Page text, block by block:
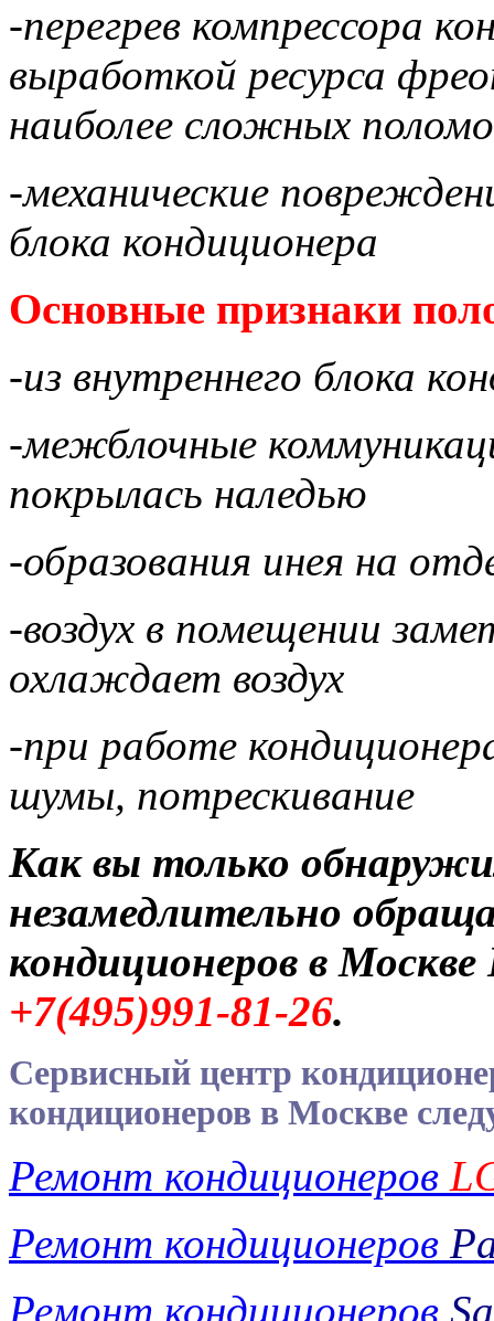
-перегрев компрессора
выработкой ресурса
наиболее сложных
-механические
блока кондиционера
Основные признаки
-из внутреннего блока
-межблочные
покрылась наледью
-образования инея на
-воздух в помещении
охлаждает воздух
-при работе
шумы, потрескивание
Как вы только
незамедлительно
кондиционеров в
+7(495)991-81-26.
Сервисный центр
кондиционеров в Москве
Ремонт кондиционеров
Ремонт кондиционеров
Ремонт кондиционеров